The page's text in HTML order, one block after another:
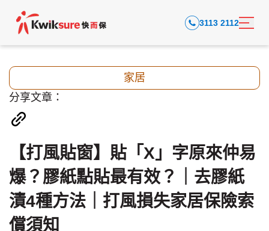
3113 2112
家居
分享文章：
【打風貼窗】貼「X」字原來仲易
爆？膠紙點貼最有效？｜去膠紙
漬4種方法｜打風損失家居保險索
償須知